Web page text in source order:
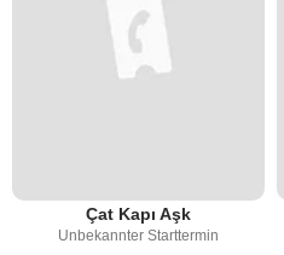
Çat Kapı Aşk
Unbekannter Starttermin